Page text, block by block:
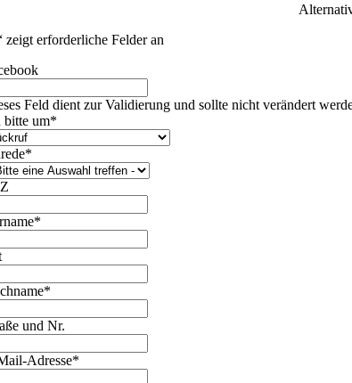
zeigt erforderliche Felder an
Feld dient zur Validierung und sollte nicht verändert
bitte um*
*
*
*
und Nr.
Adresse*